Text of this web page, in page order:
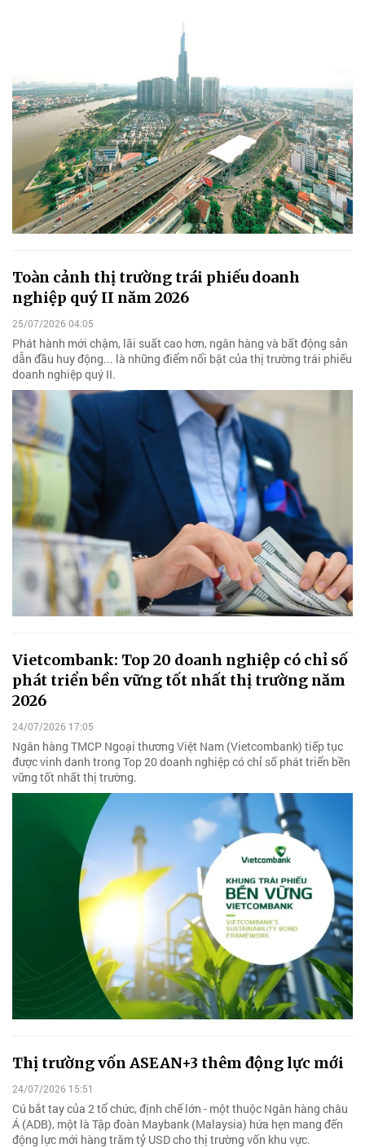
Toàn cảnh thị trường trái phiếu doanh
nghiệp quý II năm 2026
25/07/2026 04:05
Phát hành mới chậm, lãi suất cao hơn, ngân hàng và bất động sản
dẫn đầu huy động... là những điểm nổi bật của thị trường trái phiếu
doanh nghiệp quý II.
Vietcombank: Top 20 doanh nghiệp có chỉ số
phát triển bền vững tốt nhất thị trường năm
2026
24/07/2026 17:05
Ngân hàng TMCP Ngoại thương Việt Nam (Vietcombank) tiếp tục
được vinh danh trong Top 20 doanh nghiệp có chỉ số phát triển bền
vững tốt nhất thị trường.
Thị trường vốn ASEAN+3 thêm động lực mới
24/07/2026 15:51
Cú bắt tay của 2 tổ chức, định chế lớn - một thuộc Ngân hàng châu
Á (ADB), một là Tập đoàn Maybank (Malaysia) hứa hẹn mang đến
động lực mới hàng trăm tỷ USD cho thị trường vốn khu vực.